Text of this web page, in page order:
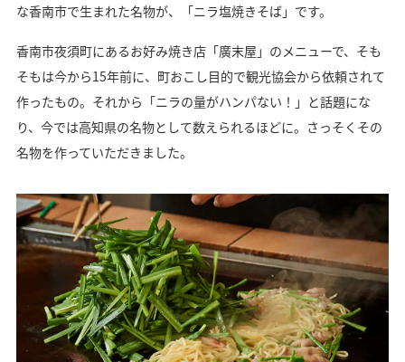
な香南市で生まれた名物が、「ニラ塩焼きそば」です。
香南市夜須町にあるお好み焼き店「廣末屋」のメニューで、そも
そもは今から15年前に、町おこし目的で観光協会から依頼されて
作ったもの。それから「ニラの量がハンパない！」と話題にな
り、今では高知県の名物として数えられるほどに。さっそくその
名物を作っていただきました。